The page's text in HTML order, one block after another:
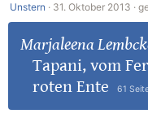
Unstern · 31. Oktober 2013 ·
Marjaleena
Tapani, vom
roten Ente
61